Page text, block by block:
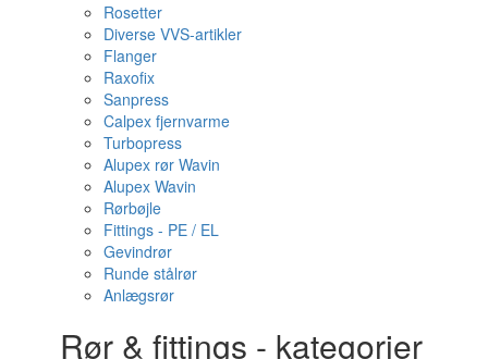
Rosetter
Diverse VVS-artikler
Flanger
Raxofix
Sanpress
Calpex fjernvarme
Turbopress
Alupex rør Wavin
Alupex Wavin
Rørbøjle
Fittings - PE / EL
Gevindrør
Runde stålrør
Anlægsrør
Rør & fittings - kategorier